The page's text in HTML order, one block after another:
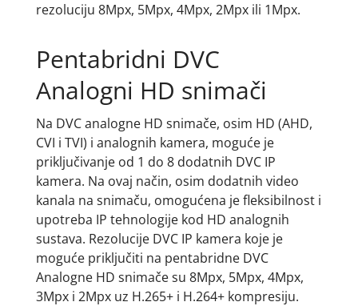
rezoluciju 8Mpx, 5Mpx, 4Mpx, 2Mpx ili 1Mpx.
Pentabridni DVC
Analogni HD snimači
Na DVC analogne HD snimače, osim HD (AHD,
CVI i TVI) i analognih kamera, moguće je
priključivanje od 1 do 8 dodatnih DVC IP
kamera. Na ovaj način, osim dodatnih video
kanala na snimaču, omogućena je fleksibilnost i
upotreba IP tehnologije kod HD analognih
sustava. Rezolucije DVC IP kamera koje je
moguće priključiti na pentabridne DVC
Analogne HD snimače su 8Mpx, 5Mpx, 4Mpx,
3Mpx i 2Mpx uz H.265+ i H.264+ kompresiju.